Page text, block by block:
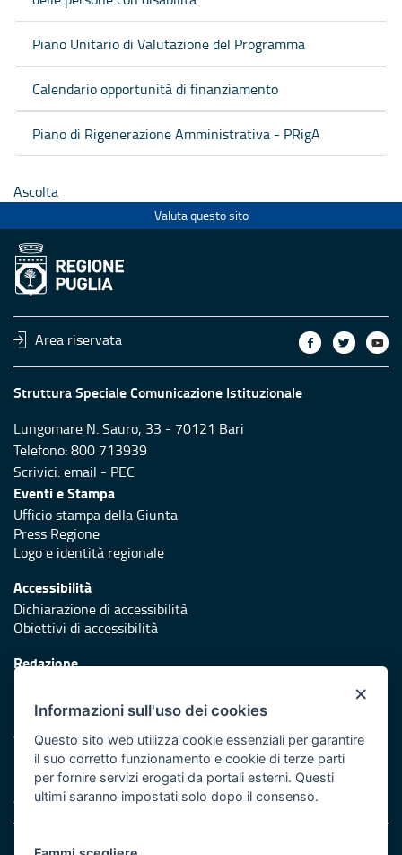
Piano Unitario di Valutazione del Programma
Calendario opportunità di finanziamento
Piano di Rigenerazione Amministrativa - PRigA
Ascolta
Valuta questo sito
Area riservata
Struttura Speciale Comunicazione Istituzionale
Lungomare N. Sauro, 33 - 70121 Bari
Telefono: 800 713939
Scrivici:email - PEC
Eventi e Stampa
Ufficio stampa della Giunta
Press Regione
Logo e identità regionale
Accessibilità
Dichiarazione di accessibilità
Obiettivi di accessibilità
Redazione
Protezione civile
Vai al sito di Protezione Civile Puglia
Iniziativa finanziata con risorse del POR Puglia 2014/2020 -
Asse XI
Note legali
×
Informazioni sull'uso dei cookies
Questo sito web utilizza cookie essenziali per garantire
il suo corretto funzionamento e cookie di terze parti
per fornire servizi erogati da portali esterni. Questi
ultimi saranno impostati solo dopo il consenso.